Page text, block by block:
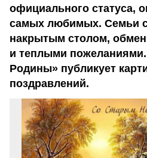
официального статуса,
самых любимых. Семьи
накрытым столом,
и теплыми пожеланиями.
Родины» публикует
поздравлений.